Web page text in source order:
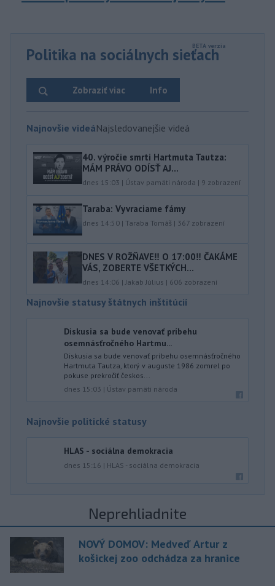
Politika na sociálnych sieťach
Info
Zobraziť viac
Najnovšie videáNajsledovanejšie videá
40.⁠ ⁠výročie smrti Hartmuta Tautza:
MÁM PRÁVO ODÍSŤ AJ...
dnes 15:03 | Ústav pamäti národa | 9 zobrazení
Taraba: Vyvraciame fámy
dnes 14:50 | Taraba Tomáš | 367 zobrazení
DNES V ROŽŇAVE‼️ O 17:00‼️ ČAKÁME
VÁS, ZOBERTE VŠETKÝCH...
dnes 14:06 |Jakab Július | 606 zobrazení
Najnovšie statusy štátnych inštitúcií
Diskusia sa bude venovať príbehu
osemnásťročného Hartmu...
Diskusia sa bude venovať príbehu osemnásťročného
Hartmuta Tautza, ktorý v auguste 1986 zomrel po
pokuse prekročiť českos...
dnes 15:03 | Ústav pamäti národa
Najnovšie politické statusy
HLAS - sociálna demokracia
dnes 15:16 | HLAS - sociálna demokracia
Neprehliadnite
NOVÝ DOMOV: Medveď Artur z
košickej zoo odchádza za hranice